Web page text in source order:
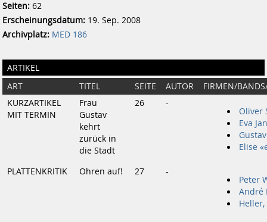
Seiten: 62
Erscheinungsdatum: 19. Sep. 2008
Archivplatz: MED 186
ARTIKEL
ART TITEL SEITE AUTOR
FIRMEN/
KURZARTIKEL
MIT TERMIN
Frau
Gustav
kehrt
zurück in
die Stadt
26 -
Oliver
Eva
Gustav
Elise
PLATTENKRITIK Ohren auf! 27 -
Peter
André